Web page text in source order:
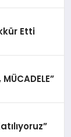
Etti
MÜCADELE”